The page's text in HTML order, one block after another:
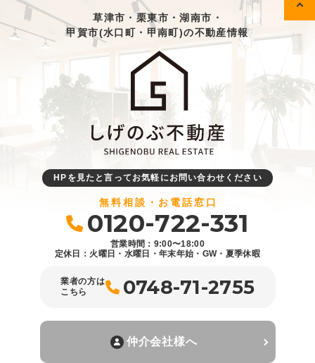
草津市・栗東市・湖南市・
甲賀市(水口町・甲南町)の不動産情報
HPを見たと言ってお気軽にお問い合わせください
無料相談・お電話窓口
0120-722-331
営業時間：9:00〜18:00
定休日：火曜日・水曜日・年末年始・GW・夏季休暇
業者の方は
こちら
0748-71-2755
仲介会社様へ